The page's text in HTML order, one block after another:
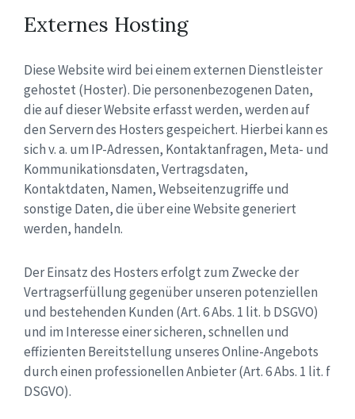
Externes Hosting
Diese Website wird bei einem externen Dienstleister
gehostet (Hoster). Die personenbezogenen Daten,
die auf dieser Website erfasst werden, werden auf
den Servern des Hosters gespeichert. Hierbei kann es
sich v. a. um IP-Adressen, Kontaktanfragen, Meta- und
Kommunikationsdaten, Vertragsdaten,
Kontaktdaten, Namen, Webseitenzugriffe und
sonstige Daten, die über eine Website generiert
werden, handeln.
Der Einsatz des Hosters erfolgt zum Zwecke der
Vertragserfüllung gegenüber unseren potenziellen
und bestehenden Kunden (Art. 6 Abs. 1 lit. b DSGVO)
und im Interesse einer sicheren, schnellen und
effizienten Bereitstellung unseres Online-Angebots
durch einen professionellen Anbieter (Art. 6 Abs. 1 lit. f
DSGVO).